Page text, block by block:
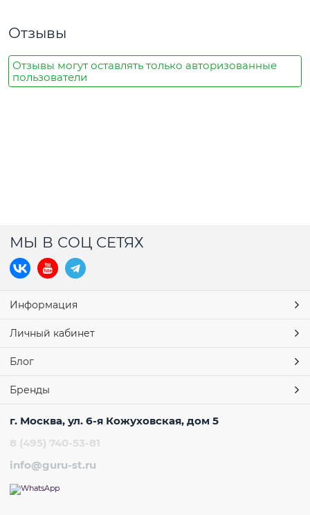
Отзывы
Отзывы могут оставлять только авторизованные
пользователи
МЫ В СОЦ СЕТЯХ
Информация
Личный кабинет
Блог
Бренды
г. Москва, ул. 6-я Кожуховская, дом 5
8 (495) 740-53-81
info@guru-st.ru